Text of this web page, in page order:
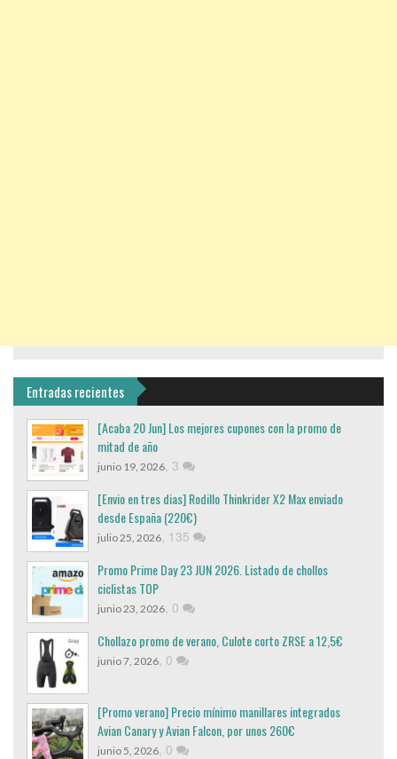
Entradas recientes
[Acaba 20 Jun] Los mejores cupones con la promo de
mitad de año
junio 19, 2026, 3
[Envio en tres dias] Rodillo Thinkrider X2 Max enviado
desde España (220€)
julio 25, 2026, 135
Promo Prime Day 23 JUN 2026. Listado de chollos
ciclistas TOP
junio 23, 2026, 0
Chollazo promo de verano, Culote corto ZRSE a 12,5€
junio 7, 2026, 0
[Promo verano] Precio mínimo manillares integrados
Avian Canary y Avian Falcon, por unos 260€
junio 5, 2026, 0